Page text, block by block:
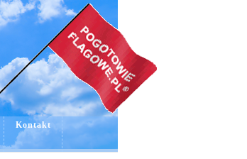
Kontakt